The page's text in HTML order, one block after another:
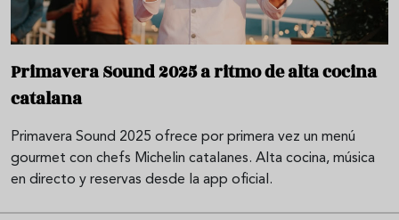
Primavera Sound 2025 a ritmo de alta cocina
catalana
Primavera Sound 2025 ofrece por primera vez un menú
gourmet con chefs Michelin catalanes. Alta cocina, música
en directo y reservas desde la app oficial.